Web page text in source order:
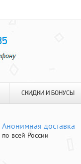
СКИДКИ И БОНУСЫ
Анонимная доставка
по всей России